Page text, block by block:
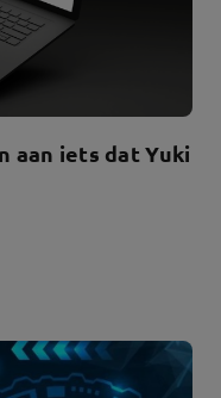
aan iets dat Yuki